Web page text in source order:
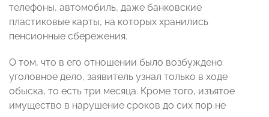
телефоны, автомобиль, даже банковские
пластиковые карты, на которых хранились
пенсионные сбережения.
О том, что в его отношении было возбуждено
уголовное дело, заявитель узнал только в ходе
обыска, то есть три месяца. Кроме того, изъятое
имущество в нарушение сроков до сих пор не